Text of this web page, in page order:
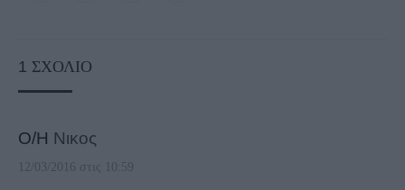
1 ΣΧΌΛΙΟ
Ο/Η Νικος
12/03/2016 στις 10:59